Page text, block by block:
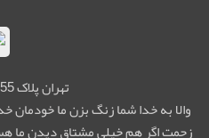
تهران پلاک 55 واحد 15
والا به خدا شما زنگ بزن ما
زحمت اگر هم خیلی مشتاق دیدن